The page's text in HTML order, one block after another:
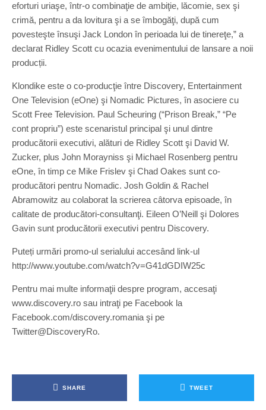
eforturi uriaşe, într-o combinaţie de ambiţie, lăcomie, sex şi
crimă, pentru a da lovitura şi a se îmbogăţi, după cum
povesteşte însuşi Jack London în perioada lui de tinereţe,” a
declarat Ridley Scott cu ocazia evenimentului de lansare a noii
producții.
Klondike este o co-producţie între Discovery, Entertainment
One Television (eOne) şi Nomadic Pictures, în asociere cu
Scott Free Television. Paul Scheuring (“Prison Break,” “Pe
cont propriu”) este scenaristul principal şi unul dintre
producătorii executivi, alături de Ridley Scott şi David W.
Zucker, plus John Morayniss şi Michael Rosenberg pentru
eOne, în timp ce Mike Frislev şi Chad Oakes sunt co-
producători pentru Nomadic. Josh Goldin & Rachel
Abramowitz au colaborat la scrierea câtorva episoade, în
calitate de producători-consultanţi. Eileen O’Neill şi Dolores
Gavin sunt producătorii executivi pentru Discovery.
Puteți urmări promo-ul serialului accesând link-ul
http://www.youtube.com/watch?v=G41dGDIW25c
Pentru mai multe informaţii despre program, accesaţi
www.discovery.ro sau intraţi pe Facebook la
Facebook.com/discovery.romania şi pe
Twitter@DiscoveryRo.
SHARE TWEET